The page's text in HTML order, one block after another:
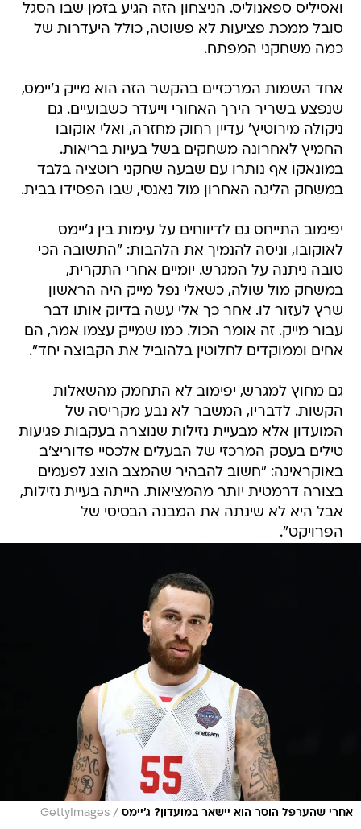
ואסיליס ספאנוליס. הניצחון הזה הגיע בזמן שבו הסגל
סובל ממכת פציעות לא פשוטה, כולל היעדרות של
כמה משחקני המפתח.
אחד השמות המרכזיים בהקשר הזה הוא מייק ג'יימס,
שנפצע בשריר הירך האחורי וייעדר כשבועיים. גם
ניקולה מירוטיץ' עדיין רחוק מחזרה, ואלי אוקובו
החמיץ לאחרונה משחקים בשל בעיות בריאות.
במונאקו אף נותרו עם שבעה שחקני רוטציה בלבד
במשחק הליגה האחרון מול נאנסי, שבו הפסידו בבית.
יפימוב התייחס גם לדיווחים על עימות בין ג'יימס
לאוקובו, וניסה להנמיך את הלהבות: "התשובה הכי
טובה ניתנה על המגרש. יומיים אחרי התקרית,
במשחק מול שולה, כשאלי נפל מייק היה הראשון
שרץ לעזור לו. אחר כך אלי עשה בדיוק אותו דבר
עבור מייק. זה אומר הכול. כמו שמייק עצמו אמר, הם
אחים וממוקדים לחלוטין בלהוביל את הקבוצה יחד".
גם מחוץ למגרש, יפימוב לא התחמק מהשאלות
הקשות. לדבריו, המשבר לא נבע מקריסה של
המועדון אלא מבעיית נזילות שנוצרה בעקבות פגיעות
טילים בעסק המרכזי של הבעלים אלכסיי פדוריצ'ב
באוקראינה: "חשוב להבהיר שהמצב הוצג לפעמים
בצורה דרמטית יותר מהמציאות. הייתה בעיית נזילות,
אבל היא לא שינתה את המבנה הבסיסי של
הפרויקט".
אחרי שהערפל הוסר הוא יישאר במועדון? ג'יימס /
GettyImages